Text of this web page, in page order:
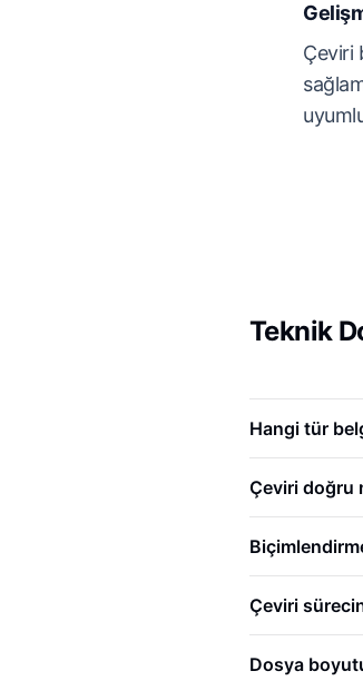
Çeviri
Teknik
Hangi tür
Çeviri doğru
Çeviri
Dosya